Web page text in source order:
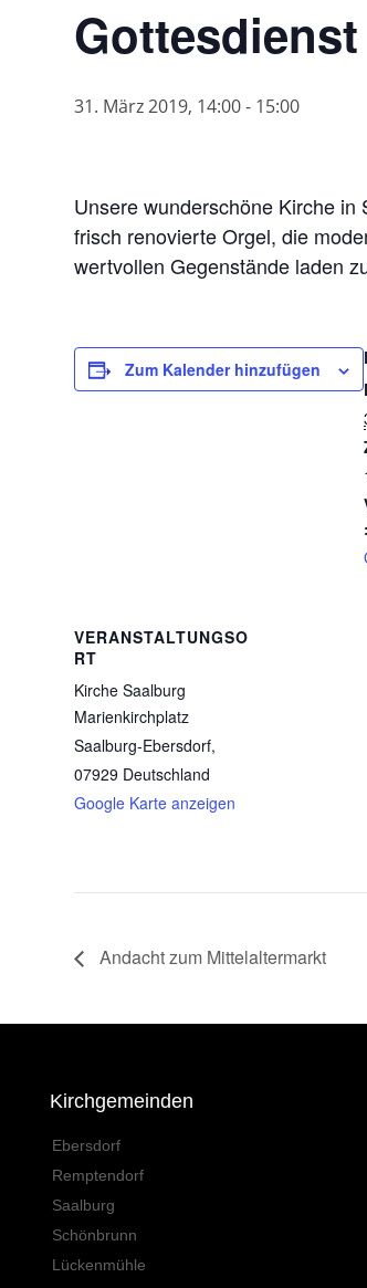
31. März 2019, 14:00- 15:00
Unsere wunderschöne Kirche
frisch renovierte Orgel, die
wertvollen Gegenstände laden
Zum Kalender hinzufügen
:
VERANSTALTUNGSO
RT
Kirche Saalburg
Marienkirchplatz
Saalburg-Ebersdorf,
07929 Deutschland
Google Karte anzeigen
Andacht zum Mittelaltermarkt
Kirchgemeinden
Ebersdorf
Remptendorf
Saalburg
Schönbrunn
Lückenmühle